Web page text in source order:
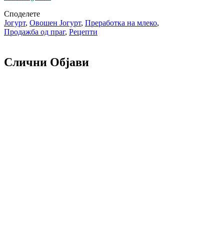
Споделете
Јогурт, Овошен Јогурт, Преработка на млеко,
Продажба од праг, Рецепти
Слични Објави